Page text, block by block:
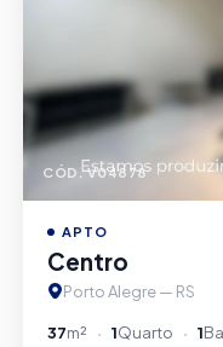
CÓD. V04878
APTO
Centro
Porto Alegre — RS
37m² 1Quarto 1